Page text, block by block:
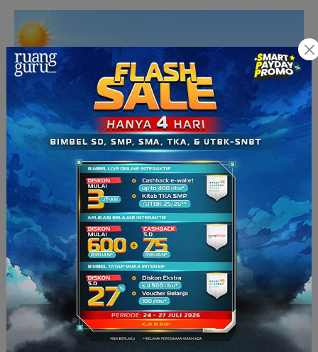
Ilustrasi Cara Kerja Penangkal Petir (Sumber Youtube: Sky
Net)
Pada kondisi ini, karena pertemuan kedua muatan yang
berbeda (positif dan negatif) maka terjadilah daya tarik
menarik yang menghasilkan aliran listrik. Muatan positif tertarik
ke muatan negatif, dan muatan negatif tertarik ke tanah lewat
konduktor. Jadi, bangunan terselamatkan deh dari sambaran
petir. Eits, tapi nggak menutup kemungkinan juga ya, bahwa